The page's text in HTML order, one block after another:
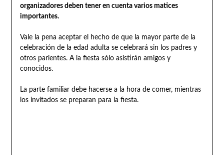
organizadores deben tener en cuenta varios matices
importantes.
Vale la pena aceptar el hecho de que la mayor parte de la
celebración de la edad adulta se celebrará sin los padres y
otros parientes. A la fiesta sólo asistirán amigos y
conocidos.
La parte familiar debe hacerse a la hora de comer, mientras
los invitados se preparan para la fiesta.